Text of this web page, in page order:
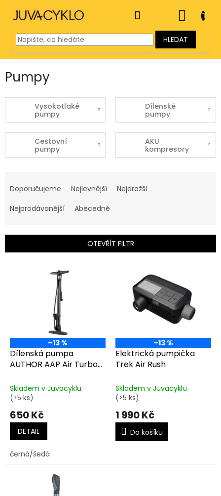
obsah
HLEDAT
KOŠÍK
Pumpy
Vysokotlaké
pumpy
Dílenské
pumpy
Cestovní
pumpy
AKU
kompresory
a
e
í
r
Doporučujeme Nejlevnější
Nejdražší
Nejprodávanější
Abecedně
OTEVŘÍT FILTR
d
u
–13 %
Dílenská pumpa
AUTHOR AAP Air Turbo
Skladem v Juvacyklu
(>5 ks)
650 Kč
DETAIL
černá/šedá
–13 %
Elektrická pumpička
Trek Air Rush
Skladem v Juvacyklu
(>5 ks)
1 990 Kč
Do košíku